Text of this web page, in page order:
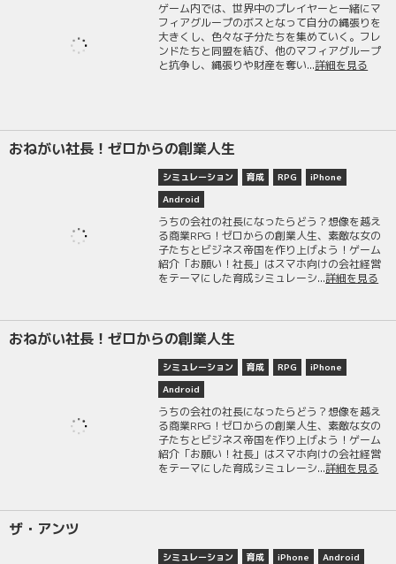
ゲーム内では、世界中のプレイヤーと一緒にマ
フィアグループのボスとなって自分の縄張りを
大きくし、色々な子分たちを集めていく。フレ
ンドたちと同盟を結び、他のマフィアグループ
と抗争し、縄張りや財産を奪い...詳細を見る
おねがい社長！ゼロからの創業人生
シミュレーション 育成 RPG
iPhone
Android
うちの会社の社長になったらどう？想像を越え
る商業RPG！ゼロからの創業人生、素敵な女の
子たちとビジネス帝国を作り上げよう！ゲーム
紹介「お願い！社長」はスマホ向けの会社経営
をテーマにした育成シミュレーシ...詳細を見る
おねがい社長！ゼロからの創業人生
シミュレーション 育成 RPG
iPhone
Android
うちの会社の社長になったらどう？想像を越え
る商業RPG！ゼロからの創業人生、素敵な女の
子たちとビジネス帝国を作り上げよう！ゲーム
紹介「お願い！社長」はスマホ向けの会社経営
をテーマにした育成シミュレーシ...詳細を見る
ザ・アンツ
シミュレーション 育成 iPhone Android